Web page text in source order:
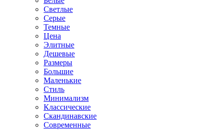
Светлые
Серые
Темные
Цена
Элитные
Дешевые
Размеры
Большие
Маленькие
Стиль
Минимализм
Классические
Скандинавские
Современные